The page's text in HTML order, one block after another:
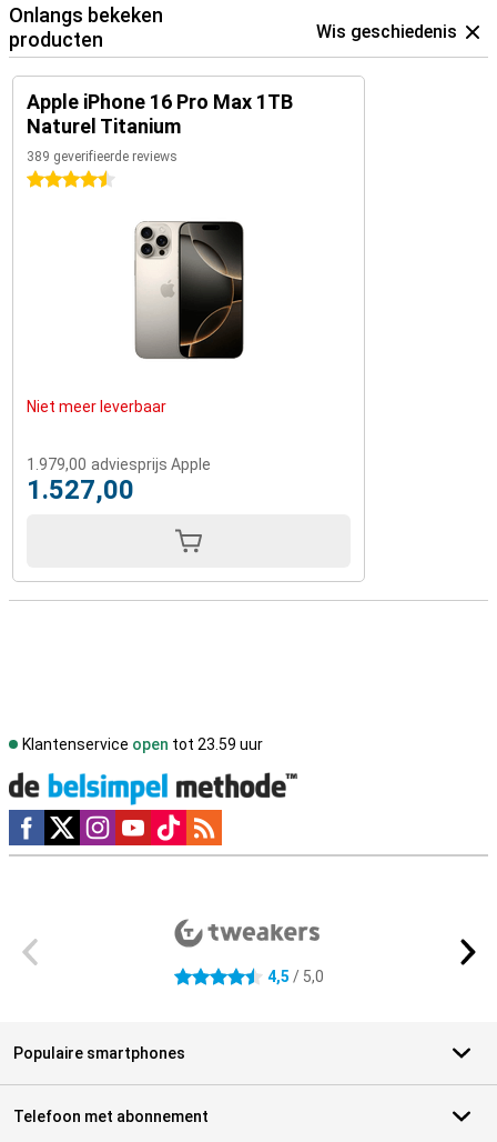
Onlangs bekeken
producten
Wis geschiedenis
Apple iPhone 16 Pro Max 1TB
Naturel Titanium
389 geverifieerde reviews
4.5 sterren
Niet meer leverbaar
1.979,00 adviesprijs Apple
1.527,00
Klantenservice open tot 23.59 uur
Social media
4.5 sterren 4,5 / 5,0
Populaire smartphones
Telefoon met abonnement